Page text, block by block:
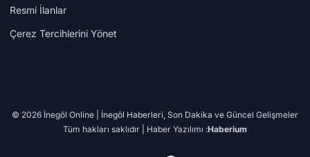
Resmi İlanlar
Çerez Tercihlerini Yönet
© 2026 İnegöl Online | İnegöl Haberleri, Son Dakika ve Güncel Gelişmeler
Tüm hakları saklıdır | Haber Yazılımı :Haberium